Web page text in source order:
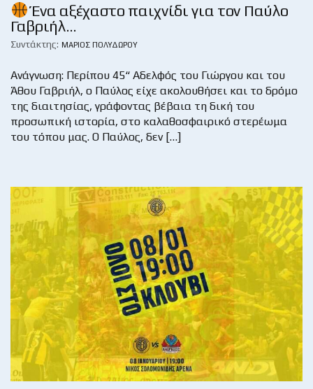
Ένα αξέχαστο παιχνίδι για τον Παύλο
Γαβριήλ…
Συντάκτης: ΜΆΡΙΟΣ ΠΟΛΥΔΏΡΟΥ
Ανάγνωση: Περίπου 45“ Αδελφός του Γιώργου και του
Άθου Γαβριήλ, ο Παύλος είχε ακολουθήσει και το δρόμο
της διαιτησίας, γράφοντας βέβαια τη δική του
προσωπική ιστορία, στο καλαθοσφαιρικό στερέωμα
του τόπου μας. Ο Παύλος, δεν […]